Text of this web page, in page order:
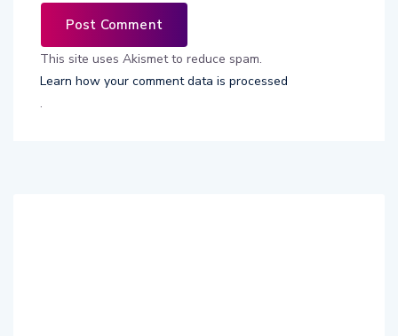
This site uses Akismet to reduce spam.
Learn how your comment data is processed
.